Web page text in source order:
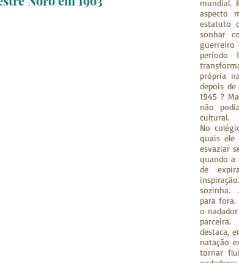
mundial.
aspecto
estatuto
sonhar
período
própria
depois
1945 ?
não
cultural.
No
quais ele
esvaziar
quando a
de
sozinha.
para fora.
o
destaca,
natação
tornar